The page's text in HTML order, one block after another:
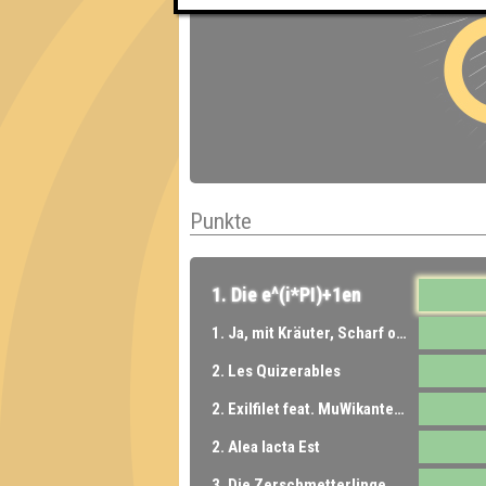
Punkte
1. Die e^(i*PI)+1en
1. Ja, mit Kräuter, Scharf ohne Zwiebeln und viel Rotkraut bitte! feat. WTF
2. Les Quizerables
2. Exilfilet feat. MuWikantenstadl
2. Alea Iacta Est